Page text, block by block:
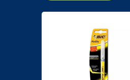
Ofertas Arena Mais
Ofertas Cartão Fácil pra